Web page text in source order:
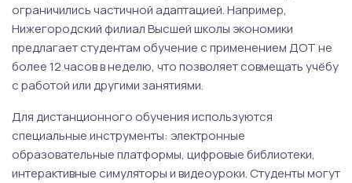
ограничились частичной адаптацией. Например,
Нижегородский филиал Высшей школы экономики
предлагает студентам обучение с применением ДОТ не
более 12 часов в неделю, что позволяет совмещать учёбу
с работой или другими занятиями.
Для дистанционного обучения используются
специальные инструменты: электронные
образовательные платформы, цифровые библиотеки,
интерактивные симуляторы и видеоуроки. Студенты могут